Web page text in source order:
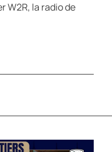
W2R, la radio de